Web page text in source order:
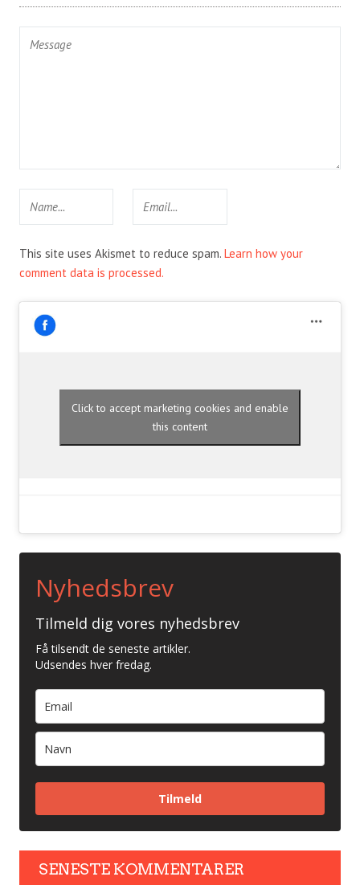
This site uses Akismet to reduce spam. Learn how your
comment data is processed.
Click to accept marketing cookies and enable
this content
Nyhedsbrev
Tilmeld dig vores nyhedsbrev
Få tilsendt de seneste artikler.
Udsendes hver fredag.
Tilmeld
SENESTE KOMMENTARER